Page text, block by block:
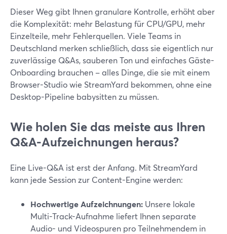
Dieser Weg gibt Ihnen granulare Kontrolle, erhöht aber
die Komplexität: mehr Belastung für CPU/GPU, mehr
Einzelteile, mehr Fehlerquellen. Viele Teams in
Deutschland merken schließlich, dass sie eigentlich nur
zuverlässige Q&As, sauberen Ton und einfaches Gäste-
Onboarding brauchen – alles Dinge, die sie mit einem
Browser-Studio wie StreamYard bekommen, ohne eine
Desktop-Pipeline babysitten zu müssen.
Wie holen Sie das meiste aus Ihren
Q&A-Aufzeichnungen heraus?
Eine Live-Q&A ist erst der Anfang. Mit StreamYard
kann jede Session zur Content-Engine werden:
Hochwertige Aufzeichnungen: Unsere lokale
Multi-Track-Aufnahme liefert Ihnen separate
Audio- und Videospuren pro Teilnehmendem in